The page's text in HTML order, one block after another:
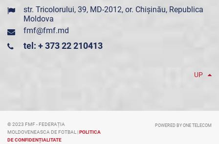
str. Tricolorului, 39, MD-2012, or. Chișinău, Republica
Moldova
fmf@fmf.md
tel: + 373 22 210413
UP
© 2023 FMF - FEDERAȚIA
MOLDOVENEASCA DE FOTBAL |POLITICA
DE CONFIDENȚIALITATE
POWERED BY ONE TELECOM